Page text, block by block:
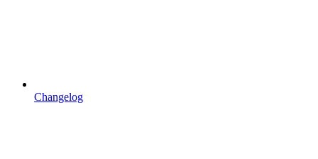
Changelog